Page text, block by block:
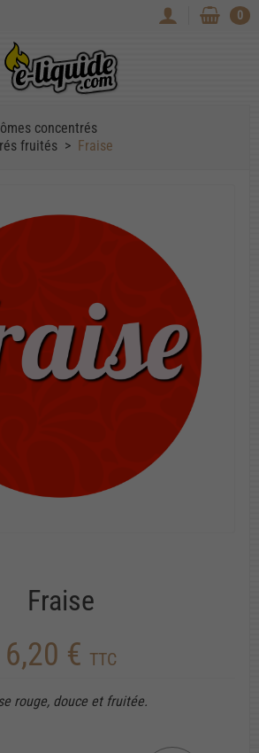
0
concentrés
fruités
Fraise
Fraise
6,20 € TTC
rouge, douce et fruitée.